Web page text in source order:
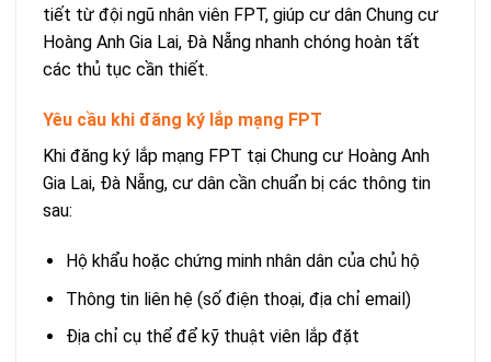
tiết từ đội ngũ nhân viên FPT, giúp cư dân Chung cư
Hoàng Anh Gia Lai, Đà Nẵng nhanh chóng hoàn tất
các thủ tục cần thiết.
Yêu cầu khi đăng ký lắp mạng FPT
Khi đăng ký lắp mạng FPT tại Chung cư Hoàng Anh
Gia Lai, Đà Nẵng, cư dân cần chuẩn bị các thông tin
sau:
Hộ khẩu hoặc chứng minh nhân dân của chủ hộ
Thông tin liên hệ (số điện thoại, địa chỉ email)
Địa chỉ cụ thể để kỹ thuật viên lắp đặt